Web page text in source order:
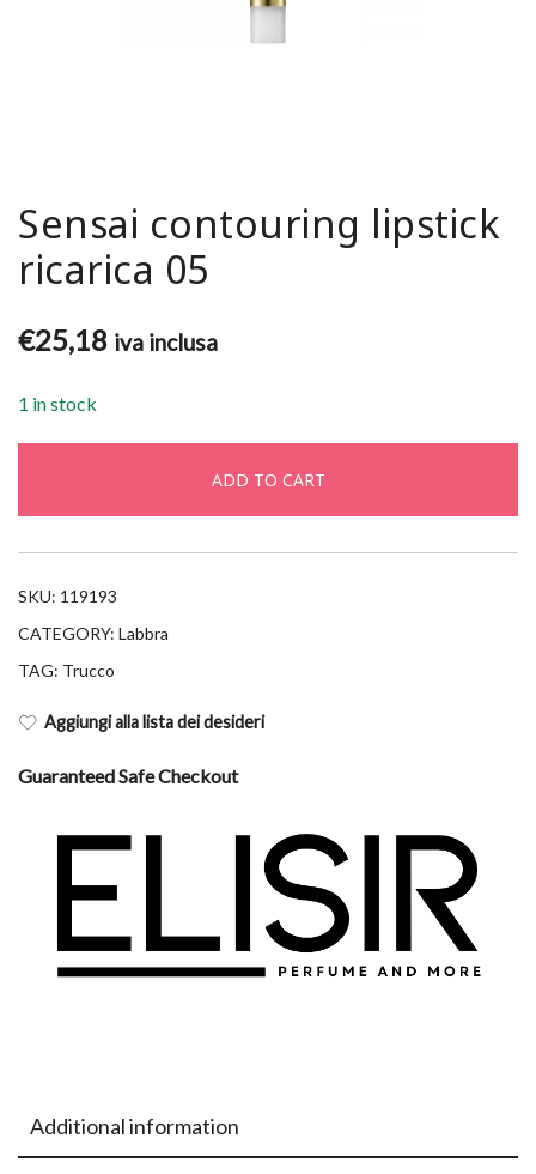
Sensai contouring lipstick
ricarica 05
€25,18 iva inclusa
1 in stock
ADD TO CART
SKU: 119193
CATEGORY: Labbra
TAG: Trucco
Aggiungi alla lista dei desideri
Guaranteed Safe Checkout
Additional information